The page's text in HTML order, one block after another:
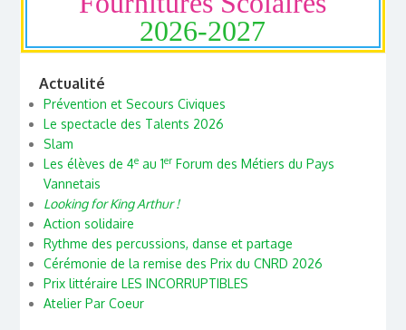
2026-2027
Actualité
Prévention et Secours Civiques
Le spectacle des Talents 2026
Slam
Les élèves de 4eau 1erForum des Métiers du Pays
Vannetais
Looking for King Arthur !
Action solidaire
Rythme des percussions, danse et partage
Cérémonie de la remise des Prix du CNRD 2026
Prix littéraire LES INCORRUPTIBLES
Atelier Par Coeur